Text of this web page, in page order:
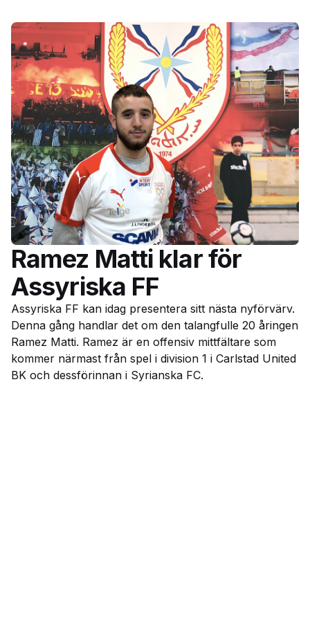
Ramez Matti klar för
Assyriska FF
Assyriska FF kan idag presentera sitt nästa nyförvärv.
Denna gång handlar det om den talangfulle 20 åringen
Ramez Matti. Ramez är en offensiv mittfältare som
kommer närmast från spel i division 1 i Carlstad United
BK och dessförinnan i Syrianska FC.